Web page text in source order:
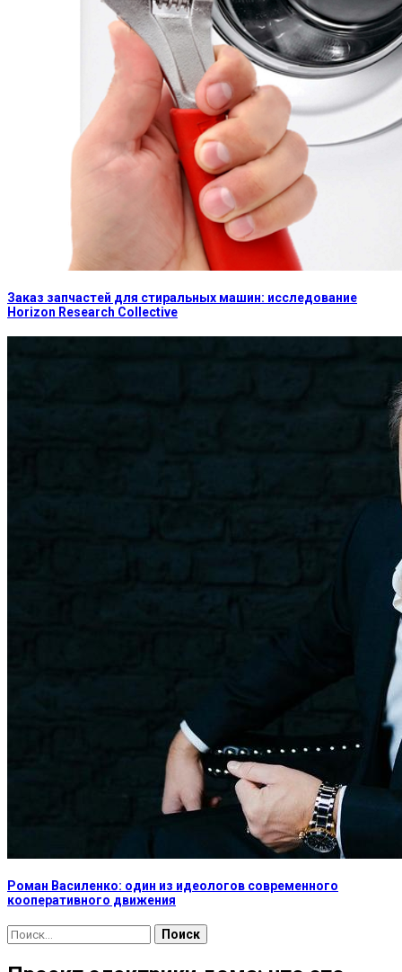
Заказ запчастей для стиральных машин: исследование
Horizon Research Collective
Роман Василенко: один из идеологов современного
кооперативного движения
Найти: